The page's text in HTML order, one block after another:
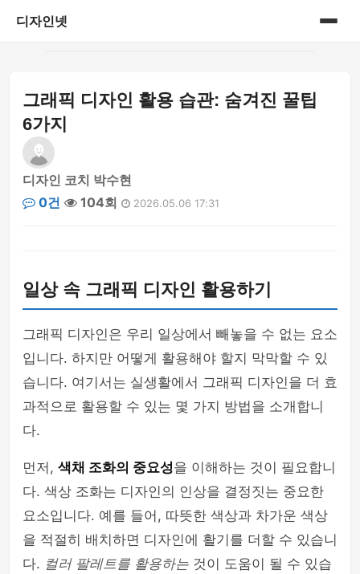
디자인넷
게시판
그래픽 디자인 활용 습관: 숨겨진 꿀팁
6가지
디자인 코치 박수현
0건
104회 2026.05.06 17:31
일상 속 그래픽 디자인 활용하기
그래픽 디자인은 우리 일상에서 빼놓을 수 없는 요소
입니다. 하지만 어떻게 활용해야 할지 막막할 수 있
습니다. 여기서는 실생활에서 그래픽 디자인을 더 효
과적으로 활용할 수 있는 몇 가지 방법을 소개합니
다.
먼저, 색채 조화의 중요성을 이해하는 것이 필요합니
다. 색상 조화는 디자인의 인상을 결정짓는 중요한
요소입니다. 예를 들어, 따뜻한 색상과 차가운 색상
을 적절히 배치하면 디자인에 활기를 더할 수 있습니
다. 컬러 팔레트를 활용하는 것이 도움이 될 수 있습